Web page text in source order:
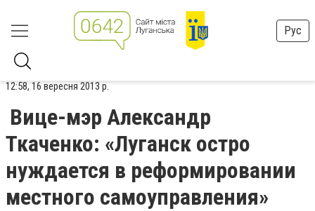
Рус
12:58, 16 вересня 2013 р.
Вице-мэр Александр
Ткаченко: «Луганск остро
нуждается в реформировании
местного самоуправления»